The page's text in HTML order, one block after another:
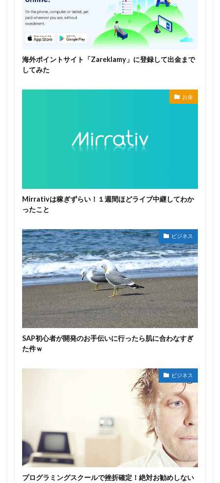
海外ポイントサイト「Zareklamy」に登録して出金まで
してみた
お金
Mirrativは稼ぎずらい！１週間ほどライブ中継してわか
ったこと
ビジネス
SAP初心者が開発のお手伝いに行ったら肌に合わなすぎ
た件ｗ
ビジネス
プログラミングスクールで挫折確定！絶対お勧めしない